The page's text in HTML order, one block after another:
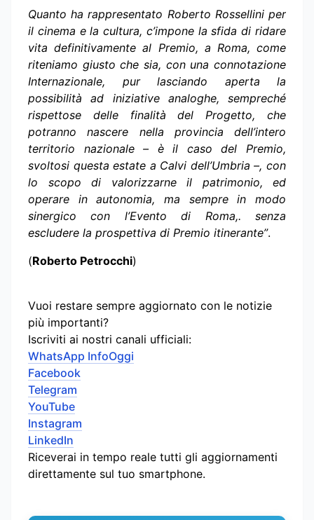
Quanto ha rappresentato Roberto Rossellini per
il cinema e la cultura, c’impone la sfida di ridare
vita definitivamente al Premio, a Roma, come
riteniamo giusto che sia, con una connotazione
Internazionale, pur lasciando aperta la
possibilità ad iniziative analoghe, sempreché
rispettose delle finalità del Progetto, che
potranno nascere nella provincia dell’intero
territorio nazionale – è il caso del Premio,
svoltosi questa estate a Calvi dell’Umbria –, con
lo scopo di valorizzarne il patrimonio, ed
operare in autonomia, ma sempre in modo
sinergico con l’Evento di Roma,. senza
escludere la prospettiva di Premio itinerante”.
(Roberto Petrocchi)
Vuoi restare sempre aggiornato con le notizie
più importanti?
Iscriviti ai nostri canali ufficiali:
WhatsApp InfoOggi
Facebook
Telegram
YouTube
Instagram
LinkedIn
Riceverai in tempo reale tutti gli aggiornamenti
direttamente sul tuo smartphone.